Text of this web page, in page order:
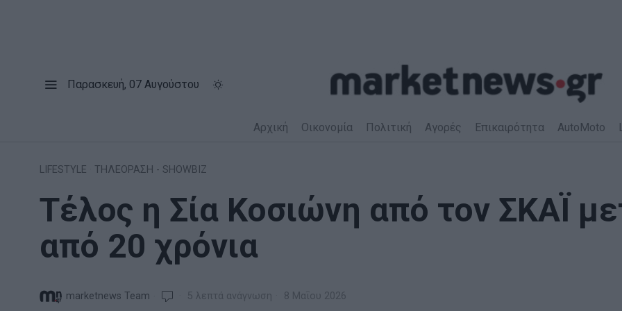
Παρασκευή, 07 Αυγούστου
Αρχική Οικονομία Πολιτική Αγορές Επικαιρότητα AutoMoto
LIFESTYLE ΤΗΛΕΟΡΑΣΗ - SHOWBIZ
Τέλος η Σία Κοσιώνη από τον ΣΚΑΪ
από 20 χρόνια
marketnews Team 5 λεπτά ανάγνωση 8 Μαΐου 2026